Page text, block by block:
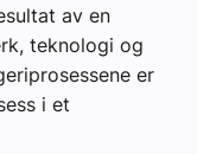
av en
teknologi og
er
i et